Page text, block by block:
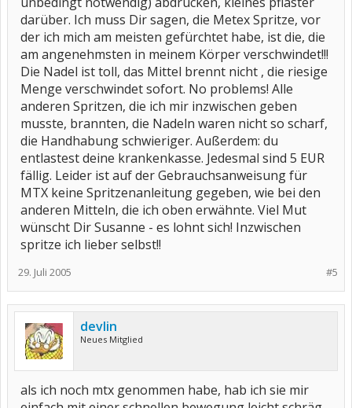
darüber. Ich muss Dir sagen, die Metex Spritze, vor
der ich mich am meisten gefürchtet habe, ist die, die
am angenehmsten in meinem Körper verschwindet!!!
Die Nadel ist toll, das Mittel brennt nicht , die riesige
Menge verschwindet sofort. No problems! Alle
anderen Spritzen, die ich mir inzwischen geben
musste, brannten, die Nadeln waren nicht so scharf,
die Handhabung schwieriger. Außerdem: du
entlastest deine krankenkasse. Jedesmal sind 5 EUR
fällig. Leider ist auf der Gebrauchsanweisung für
MTX keine Spritzenanleitung gegeben, wie bei den
anderen Mitteln, die ich oben erwähnte. Viel Mut
wünscht Dir Susanne - es lohnt sich! Inzwischen
spritze ich lieber selbst!!
#5
29. Juli 2005
devlin
Neues Mitglied
als ich noch mtx genommen habe, hab ich sie mir